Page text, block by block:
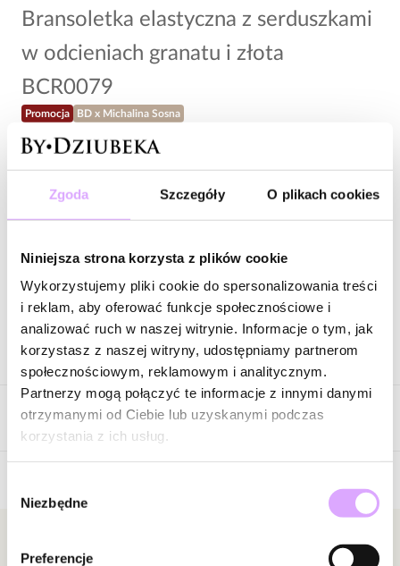
Zgoda Szczegóły O plikach cookies
Niniejsza strona korzysta z plików cookie
Wykorzystujemy pliki cookie do spersonalizowania treści
i reklam, aby oferować funkcje społecznościowe i
analizować ruch w naszej witrynie. Informacje o tym, jak
korzystasz z naszej witryny, udostępniamy partnerom
społecznościowym, reklamowym i analitycznym.
Partnerzy mogą połączyć te informacje z innymi danymi
otrzymanymi od Ciebie lub uzyskanymi podczas
korzystania z ich usług.
zgody
Niezbędne
Preferencje
Bransoletka elastyczna z serduszkami
w odcieniach granatu i złota
BCR0079
Promocja BD x Michalina Sosna
74,00 zł -40%
Cena regularna:74,00 zł -40%
Zapytaj o produkt
Opis produktu
Klasyczny motyw serca w nowoczesnym, wyrazistym wydaniu.
Ta elastyczna bransoletka składa się z naprzemiennie ułożonych
serduszek w głębokim granacie oraz w kolorze polerowanego
złota, tworząc harmonijną, ale przyciągającą wzrok kompozycję.
elegancki charakter biżuterii.
Granatowe serca nadają modelowi głębi i wyrazistości, a złote
Opinie
Brak opinii
Newsletter